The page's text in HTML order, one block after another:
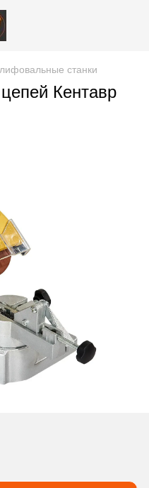
станки
Кентавр